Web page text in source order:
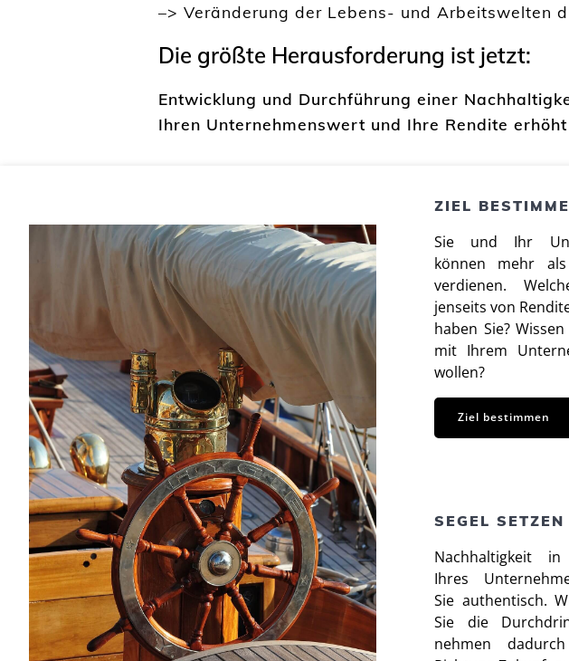
–> Veränderung der Lebens- und Arbeitswelten
Die größte Herausforderung ist jetzt:
Entwicklung und Durchführung einer
Ihren Unternehmenswert und Ihre Rendite
ZIEL
Sie und Ihr
können mehr
verdienen.
jenseits von
haben Sie?
mit Ihrem
wollen?
Ziel bestimmen
SEGEL SETZEN
Nachhaltigkeit
Ihres
Sie authentisch.
Sie die
nehmen